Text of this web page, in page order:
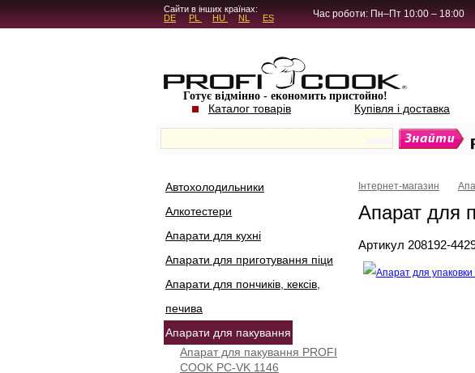
Сайти в інших країнах:
DE
PL HU NL ES Час роботи: Пн–Пт 10:00 – 18:00
Готує відмінно - економить пристойно!
Каталог товарів Купівля і доставка
Автохолодильники
Алкотестери
Апарати для кухні
Апарати для приготування піци
Апарати для пончиків, кексів,
печива
Апарати для пакування
Апарат для пакування PROFI
COOK PC-VK 1146
Інтернет-магазин
Апарат для
Артикул 208192-